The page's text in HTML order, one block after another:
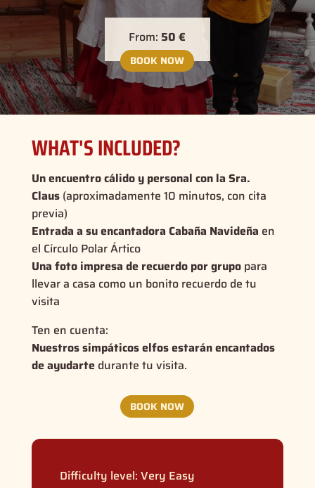
From: 50 €
BOOK NOW
WHAT'S INCLUDED?
Un encuentro cálido y personal con la Sra.
Claus(aproximadamente 10 minutos, con cita
previa)
Entrada a su encantadora Cabaña Navideña en
el Círculo Polar Ártico
Una foto impresa de recuerdo por grupopara
llevar a casa como un bonito recuerdo de tu
visita
Ten en cuenta:
Nuestros simpáticos elfos estarán encantados
de ayudartedurante tu visita.
BOOK NOW
Difficulty level: Very Easy